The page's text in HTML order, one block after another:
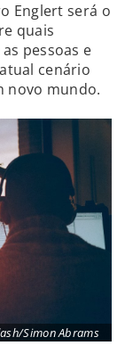
Englert será o
quais
pessoas e
cenário
novo mundo.
Simon Abrams